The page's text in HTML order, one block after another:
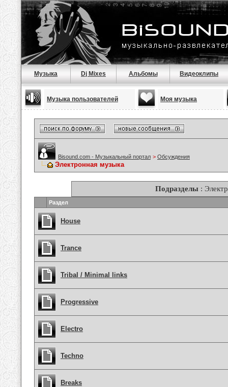
Музыка Dj Mixes Альбомы Видеоклипы
Музыка пользователей Моя музыка
Bisound.com - Музыкальный портал > Обсуждения
Электронная музыка
Подразделы :
Раздел
House
Trance
Tribal / Minimal links
Progressive
Electro
Techno
Breaks